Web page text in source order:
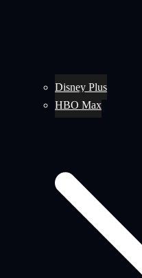
Disney Plus
HBO Max